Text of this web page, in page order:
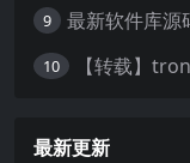
9 最新软件库源
10
最新更新